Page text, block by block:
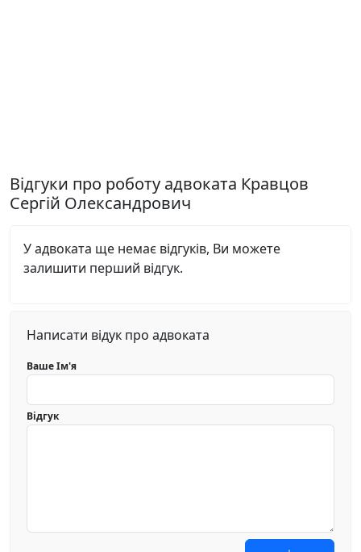
Відгуки про роботу адвоката Кравцов
Сергій Олександрович
У адвоката ще немає відгуків, Ви можете
залишити перший відгук.
Написати відук про адвоката
Ваше Ім'я
Відгук